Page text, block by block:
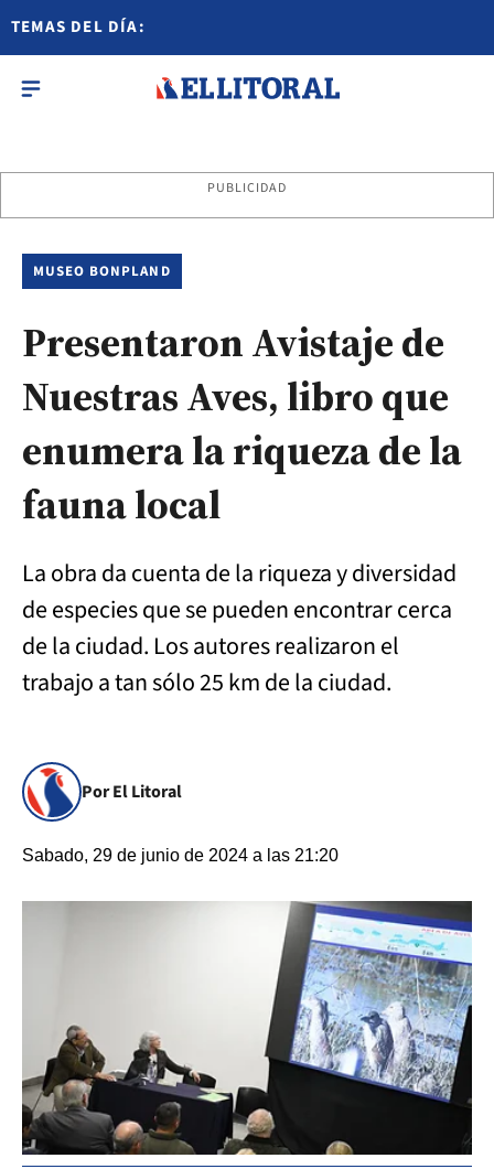
TEMAS DEL DÍA:
PUBLICIDAD
MUSEO BONPLAND
Presentaron Avistaje de
Nuestras Aves, libro que
enumera la riqueza de la
fauna local
La obra da cuenta de la riqueza y diversidad
de especies que se pueden encontrar cerca
de la ciudad. Los autores realizaron el
trabajo a tan sólo 25 km de la ciudad.
Por El Litoral
Sabado, 29 de junio de 2024 a las 21:20